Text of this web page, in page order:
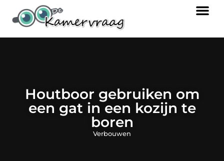
Houtboor gebruiken om
een gat in een kozijn te
boren
Verbouwen